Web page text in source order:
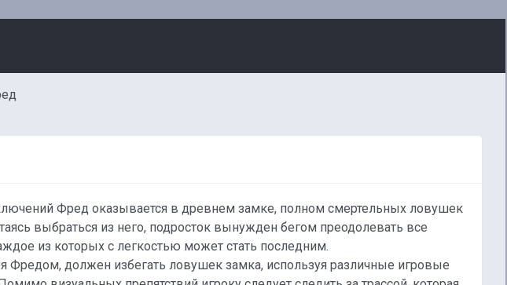
Фред оказывается в древнем замке, полном смертельных ловушек
выбраться из него, подросток вынужден бегом преодолевать все
из которых с легкостью может стать последним.
Фредом, должен избегать ловушек замка, используя различные игровые